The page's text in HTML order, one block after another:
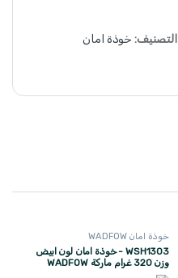
التصنيف: خوذة امان
خوذة امان WADFOW
WSH1303 - خوذة امان لون ابيض
وزن 320 غرام ماركة WADFOW